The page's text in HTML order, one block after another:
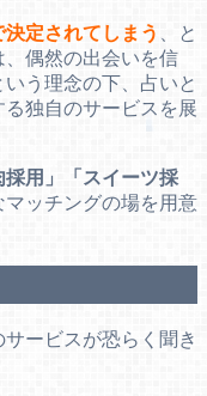
定されてしまう
、と
偶然の出会いを信
う理念の下、占いと
独自のサービスを展
採用」「スイーツ採
マッチングの場を用意
ービスが恐らく聞き